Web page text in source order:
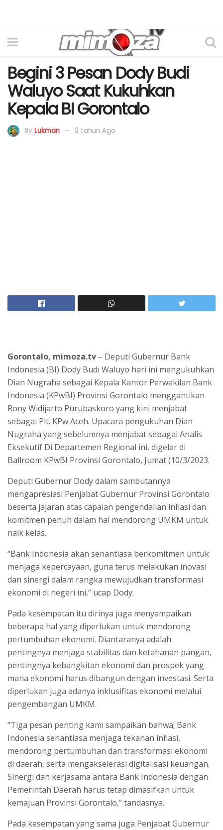
Begini 3 Pesan Dody Budi
Waluyo Saat Kukuhkan
Kepala BI Gorontalo
By Lukman 3 tahun Ago
Gorontalo, mimoza.tv – Deputi Gubernur Bank
Indonesia (BI) Dody Budi Waluyo hari ini mengukuhkan
Dian Nugraha sebagai Kepala Kantor Perwakilan Bank
Indonesia (KPwBI) Provinsi Gorontalo menggantikan
Rony Widijarto Purubaskoro yang kini menjabat
sebagai Plt. KPw Aceh. Upacara pengukuhan Dian
Nugraha yang sebelumnya menjabat sebagai Analis
Eksekutif Di Departemen Regional ini, digelar di
Ballroom KPwBI Provinsi Gorontalo, Jumat (10/3/2023.
Deputi Gubernur Dody dalam sambutannya
mengapresiasi Penjabat Gubernur Provinsi Gorontalo
beserta jajaran atas capaian pengendalian inflasi dan
komitmen penuh dalam hal mendorong UMKM untuk
naik kelas.
“Bank Indonesia akan senantiasa berkomitmen untuk
menjaga kepercayaan, guna terus melakukan inovasi
dan sinergi dalam rangka mewujudkan transformasi
ekonomi di negeri ini,” ucap Dody.
Pada kesempatan itu dirinya juga menyampaikan
beberapa hal yang diperlukan untuk mendorong
pertumbuhan ekonomi. Diantaranya adalah
pentingnya menjaga stabilitas dan ketahanan pangan,
pentingnya kebangkitan ekonomi dan prospek yang
mana ekonomi harus dibangun dengan investasi. Serta
diperlukan juga adanya inklusifitas ekonomi melalui
pengembangan UMKM.
“Tiga pesan penting kami sampaikan bahwa; Bank
Indonesia senantiasa menjaga tekanan inflasi,
mendorong pertumbuhan dan transformasi ekonomi
di daerah, serta mengakselerasi digitalisasi keuangan.
Sinergi dan kerjasama antara Bank Indonesia dengan
Pemerintah Daerah harus tetap dimasifkan untuk
kemajuan Provinsi Gorontalo,” tandasnya.
Pada kesempatan yang sama juga Penjabat Gubernur